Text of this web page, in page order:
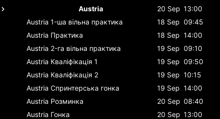
Austria
20 Sep 13:00
Austria 1-ша вільна практика 18 Sep 09:45
Austria Практика 18 Sep 14:00
Austria 2-га вільна практика 19 Sep 09:10
Austria Кваліфікація 1 19 Sep 09:50
Austria Кваліфікація 2 19 Sep 10:15
Austria Спринтерська гонка 19 Sep 14:00
Austria Розминка 20 Sep 08:40
Austria Гонка 20 Sep 13:00